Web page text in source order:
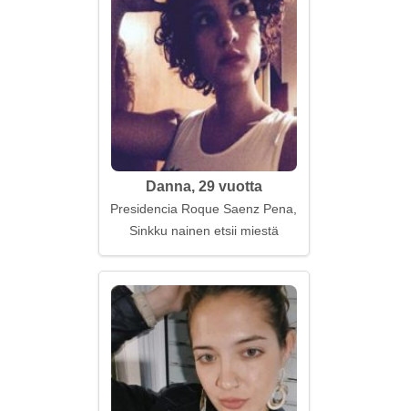
Danna, 29 vuotta
Presidencia Roque Saenz Pena, Argentiina
Sinkku nainen etsii miestä